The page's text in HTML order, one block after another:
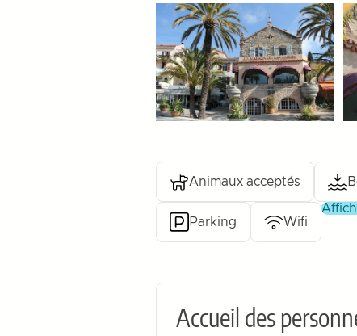
Animaux acceptés
Parking Wifi
Accueil des